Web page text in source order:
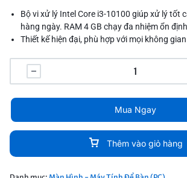
Bộ vi xử lý Intel Core i3-10100 giúp xử lý tốt
hàng ngày. RAM 4 GB chạy đa nhiệm ổn
Thiết kế hiện đại, phù hợp với mọi không
Thêm vào giỏ hàng
Mua Ngay